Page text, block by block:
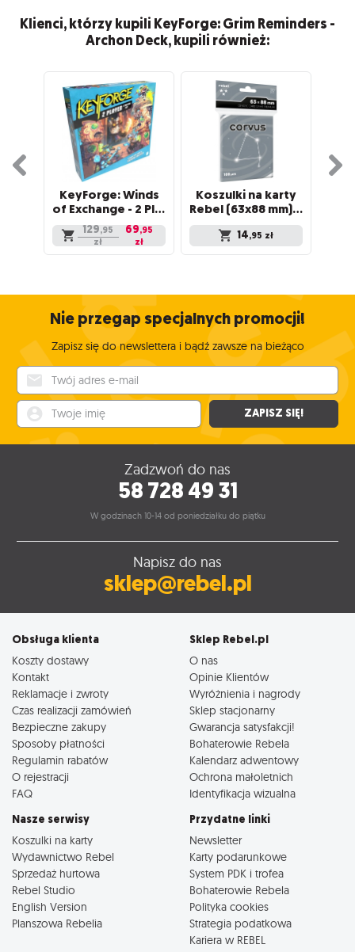
Klienci, którzy kupili KeyForge: Grim Reminders -
Archon Deck, kupili również:
KeyForge: Winds
of Exchange - 2 Player Starter Set
129,95
zł
69,95
zł
Koszulki na karty
Rebel (63x88 mm) Corvus Premium, 100 sztuk
14,95 zł
Nie przegap specjalnych promocji!
Zapisz się do newslettera i bądź zawsze na bieżąco
ZAPISZ SIĘ!
Zadzwoń do nas
58 728 49 31
W godzinach 10-14 od poniedziałku do piątku
Napisz do nas
sklep@rebel.pl
Obsługa klienta
Koszty dostawy
Kontakt
Reklamacje i zwroty
Czas realizacji zamówień
Bezpieczne zakupy
Sposoby płatności
Regulamin rabatów
O rejestracji
FAQ
Sklep Rebel.pl
O nas
Opinie Klientów
Wyróżnienia i nagrody
Sklep stacjonarny
Gwarancja satysfakcji!
Bohaterowie Rebela
Kalendarz adwentowy
Ochrona małoletnich
Identyfikacja wizualna
Nasze serwisy
Koszulki na karty
Wydawnictwo Rebel
Sprzedaż hurtowa
Rebel Studio
English Version
Planszowa Rebelia
Przydatne linki
Newsletter
Karty podarunkowe
System PDK i trofea
Bohaterowie Rebela
Polityka cookies
Strategia podatkowa
Kariera w REBEL